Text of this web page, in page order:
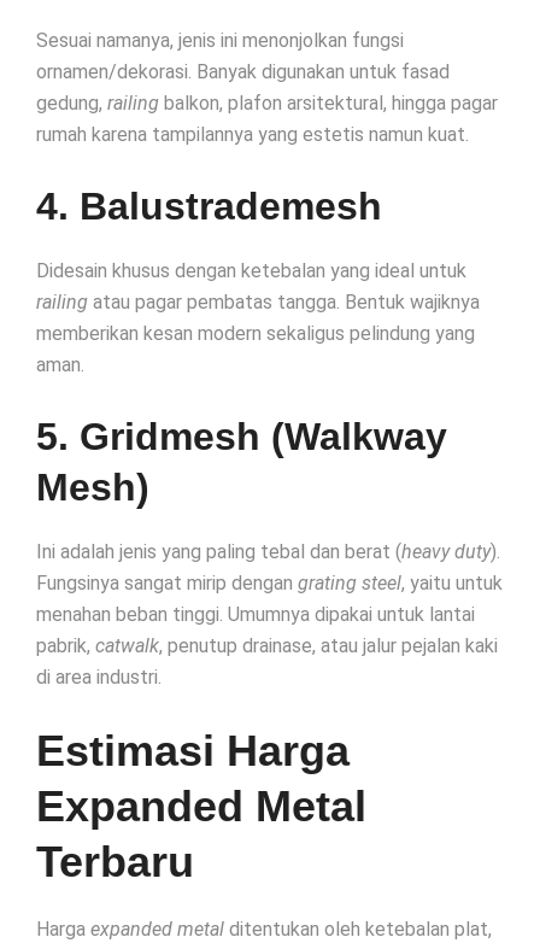
Sesuai namanya, jenis ini menonjolkan fungsi
ornamen/dekorasi. Banyak digunakan untuk fasad
gedung, railing balkon, plafon arsitektural, hingga pagar
rumah karena tampilannya yang estetis namun kuat.
4. Balustrademesh
Didesain khusus dengan ketebalan yang ideal untuk
railing atau pagar pembatas tangga. Bentuk wajiknya
memberikan kesan modern sekaligus pelindung yang
aman.
5. Gridmesh (Walkway
Mesh)
Ini adalah jenis yang paling tebal dan berat (heavy duty).
Fungsinya sangat mirip dengan grating steel, yaitu untuk
menahan beban tinggi. Umumnya dipakai untuk lantai
pabrik, catwalk, penutup drainase, atau jalur pejalan kaki
di area industri.
Estimasi Harga
Expanded Metal
Terbaru
Harga expanded metal ditentukan oleh ketebalan plat,